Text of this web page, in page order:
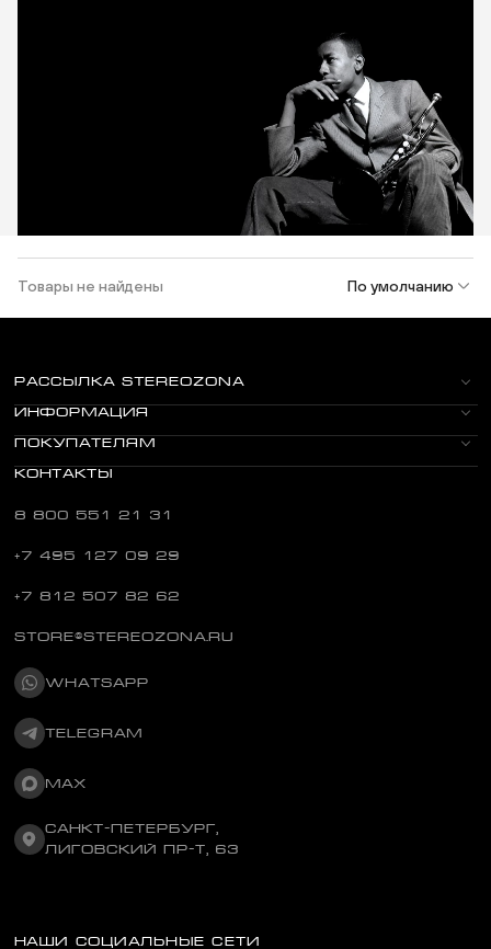
Товары не найдены По умолчанию
РАССЫЛКА STEREOZONA
ИНФОРМАЦИЯ
ПОКУПАТЕЛЯМ
КОНТАКТЫ
8 800 551 21 31
+7 495 127 09 29
+7 812 507 82 62
STORE@STEREOZONA.RU
WHATSAPP
TELEGRAM
MAX
САНКТ-ПЕТЕРБУРГ,
ЛИГОВСКИЙ ПР-Т, 63
НАШИ СОЦИАЛЬНЫЕ СЕТИ